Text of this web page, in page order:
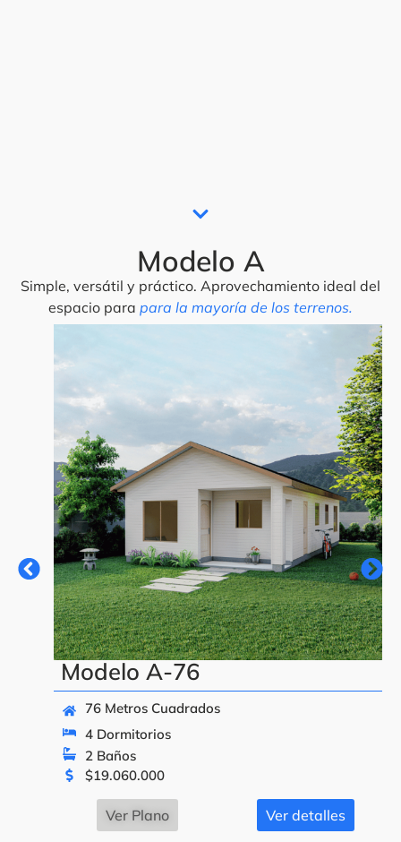
Modelo A
Simple, versátil y práctico. Aprovechamiento ideal del
espacio para para la mayoría de los terrenos.
Modelo A-76
76 Metros Cuadrados
4 Dormitorios
2 Baños
$19.060.000
Ver Plano Ver detalles